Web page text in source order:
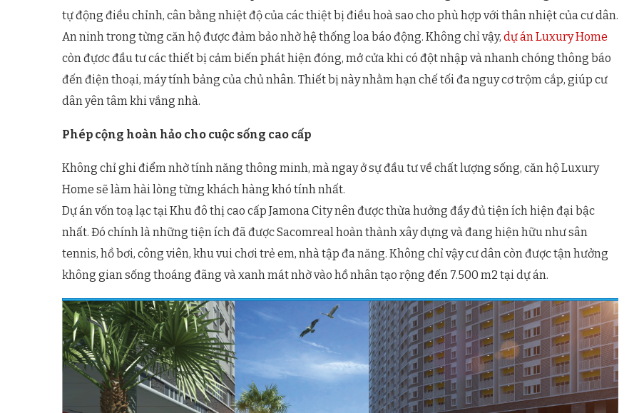
tự động điều chỉnh, cân bằng nhiệt độ của các thiệt bị điều hoà sao cho phù hợp với thân nhiệt của cư dân.
An ninh trong từng căn hộ được đảm bảo nhờ hệ thống loa báo động. Không chỉ vậy, dự án Luxury Home
còn đựơc đầu tư các thiết bị cảm biến phát hiện đóng, mở cửa khi có đột nhập và nhanh chóng thông báo
đến điện thoại, máy tính bảng của chủ nhân. Thiết bị này nhằm hạn chế tối đa nguy cơ trộm cắp, giúp cư
dân yên tâm khi vắng nhà.
Phép cộng hoàn hảo cho cuộc sống cao cấp
Không chỉ ghi điểm nhờ tính năng thông minh, mà ngay ở sự đầu tư về chất lượng sống, căn hộ Luxury
Home sẽ làm hài lòng từng khách hàng khó tính nhất.
Dự án vốn toạ lạc tại Khu đô thị cao cấp Jamona City nên được thừa hưởng đầy đủ tiện ích hiện đại bậc
nhất. Đó chính là những tiện ích đã được Sacomreal hoàn thành xây dựng và đang hiện hữu như sân
tennis, hồ bơi, công viên, khu vui chơi trẻ em, nhà tập đa năng. Không chỉ vậy cư dân còn được tận hưởng
không gian sống thoáng đãng và xanh mát nhờ vào hồ nhân tạo rộng đến 7.500 m2 tại dự án.